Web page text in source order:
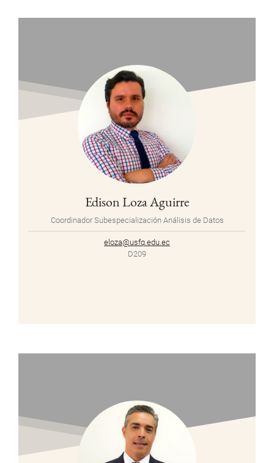
Edison Loza Aguirre
Coordinador Subespecialización Análisis de Datos
eloza@usfq.edu.ec
D209